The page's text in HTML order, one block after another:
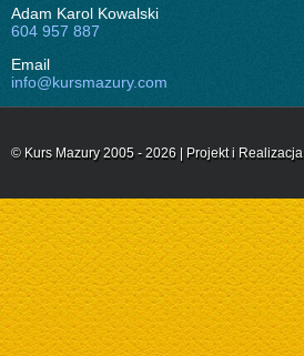
Adam Karol Kowalski
604 957 887
Email
info@kursmazury.com
© Kurs Mazury 2005 - 2026 | Projekt i Realizacja